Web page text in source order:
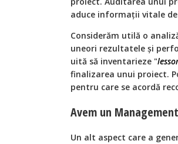
aduce informaţii vitale
Considerăm utilă o
uneori rezultatele și
uită să inventarieze "
finalizarea unui proiect.
pentru care se acordă
Avem un
Un alt aspect care a